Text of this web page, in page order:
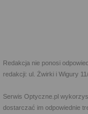
Redakcja nie ponosi
redakcji: ul. Żwirki i Wigury
Serwis Optyczne.pl
dostarczać im odpowiednie